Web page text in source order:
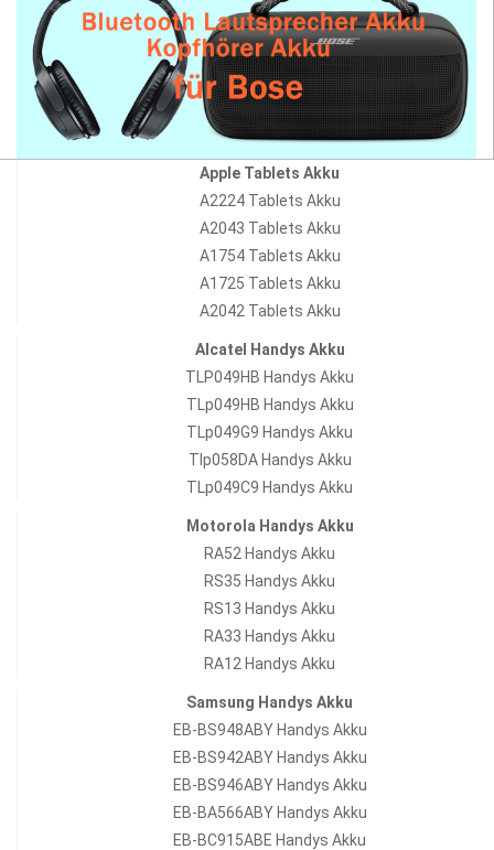
Apple Tablets Akku
A2224 Tablets Akku
A2043 Tablets Akku
A1754 Tablets Akku
A1725 Tablets Akku
A2042 Tablets Akku
Alcatel Handys Akku
TLP049HB Handys Akku
TLp049HB Handys Akku
TLp049G9 Handys Akku
Tlp058DA Handys Akku
TLp049C9 Handys Akku
Motorola Handys Akku
RA52 Handys Akku
RS35 Handys Akku
RS13 Handys Akku
RA33 Handys Akku
RA12 Handys Akku
Samsung Handys Akku
EB-BS948ABY Handys Akku
EB-BS942ABY Handys Akku
EB-BS946ABY Handys Akku
EB-BA566ABY Handys Akku
EB-BC915ABE Handys Akku